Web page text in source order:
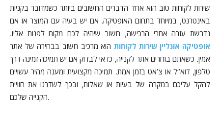
שירות לקוחות טוב הוא אחד הדברים החשובים ביותר כשמדובר בקניות
באינטרנט, במיוחד בתחום האופטיקה. אם יש בעיה עם המוצר או אם
נדרשת עזרה אחרי הרכישה, חשוב שיהיה לכם מקום לפנות אליו.
אופטיקה אונליין שירות לקוחות הוא מרכיב חשוב בבחירה של אתר
אמין. כשאתם בוחרים אתר לקנייה, כדאי לבדוק אם יש תמיכה זמינה דרך
טלפון, דוא”ל או צ’אט בזמן אמת. תמיכה מקצועית ומענה מהיר עשויים
להקל עליכם במקרה של בעיות או שאלות, ובכך לשדרגו את חוויית
הקנייה שלכם.